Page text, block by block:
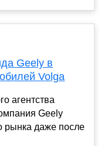
Geely в
Volga
агентства
Geely
рынка даже после